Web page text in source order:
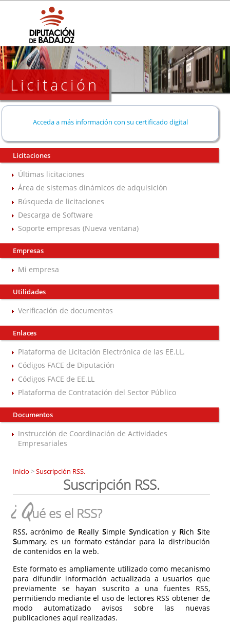
Licitación
Acceda a más información con su certificado digital
Licitaciones
Últimas licitaciones
Área de sistemas dinámicos de adquisición
Búsqueda de licitaciones
Descarga de Software
Soporte empresas (Nueva ventana)
Empresas
Mi empresa
Utilidades
Verificación de documentos
Enlaces
Plataforma de Licitación Electrónica de las EE.LL.
Códigos FACE de Diputación
Códigos FACE de EE.LL
Plataforma de Contratación del Sector Público
Documentos
Instrucción de Coordinación de Actividades
Empresariales
Inicio >Suscripción RSS.
Suscripción RSS.
¿Qué es el RSS?
RSS, acrónimo de Really Simple Syndication y RichSite
Summary, es un formato estándar para la distribución
de contenidos en la web.
Este formato es ampliamente utilizado como mecanismo
para difundir información actualizada a usuarios que
previamente se hayan suscrito a una fuentes RSS,
permitiendo mediante el uso de lectores RSS obtener de
modo automatizado avisos sobre las nuevas
publicaciones aquí realizadas.